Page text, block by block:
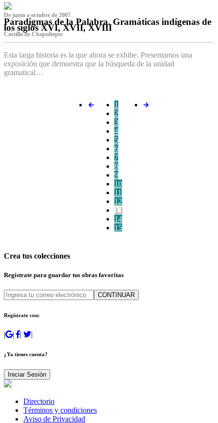
De junio a octubre de 2007
Paradigmas de la Palabra. Gramáticas indígenas de
los siglos XVI, XVII, XVIII
Castillo de Chapultepec
Esta larga historia es la que ahora se exhibe. Presentamos una
exposición que demuestra que la búsqueda de la unidad
gramatical…
1
2
3
4
5
6
7
8
9
10
11
12
13
14
15
Crea tus colecciones
Regístrate para guardar tus obras favoritas
CONTINUAR
Regístrate con:
| | | |
¿Ya tienes cuenta?
Iniciar Sesión
Directorio
Términos y condiciones
Aviso de Privacidad